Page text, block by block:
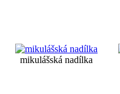
mikulášská nadílka